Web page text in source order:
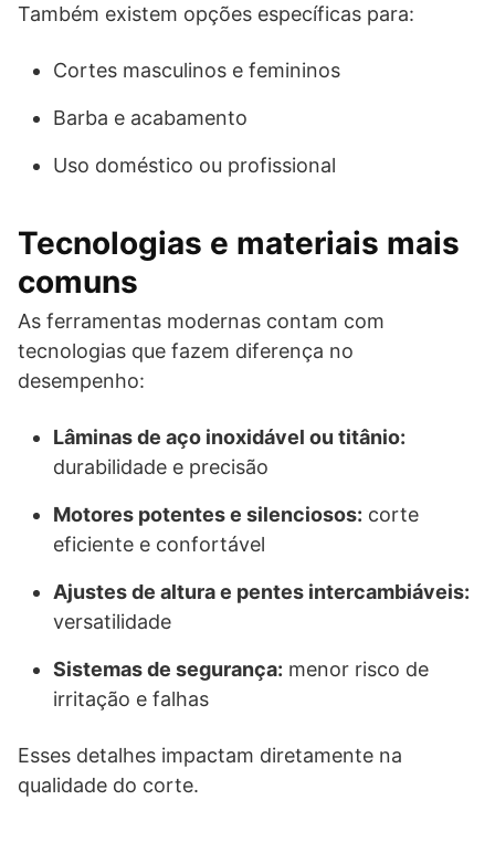
Também existem opções específicas para:
Cortes masculinos e femininos
Barba e acabamento
Uso doméstico ou profissional
Tecnologias e materiais mais
comuns
As ferramentas modernas contam com
tecnologias que fazem diferença no
desempenho:
Lâminas de aço inoxidável ou titânio:
durabilidade e precisão
Motores potentes e silenciosos: corte
eficiente e confortável
Ajustes de altura e pentes intercambiáveis:
versatilidade
Sistemas de segurança: menor risco de
irritação e falhas
Esses detalhes impactam diretamente na
qualidade do corte.